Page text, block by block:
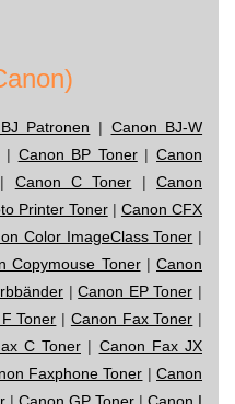
Patronen | Canon BJ-W
| Canon BP Toner|Canon
| Canon C Toner |Canon
Printer Toner| Canon CFX
Color ImageClass Toner |
Copymouse Toner| Canon
|Canon EP Toner |
Toner | Canon Fax Toner |
C Toner | Canon Fax JX
Faxphone Toner |Canon